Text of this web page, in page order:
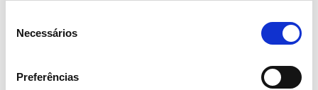
Necessários
Preferências